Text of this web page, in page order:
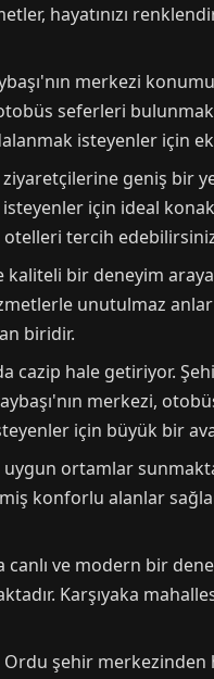
hayatınızı
merkezi
seferleri
isteyenler için
geniş bir
için ideal
tercih
kaliteli bir deneyim
unutulmaz anlar
biridir.
cazip hale getiriyor.
merkezi,
için büyük bir
ortamlar
konforlu alanlar
canlı ve modern bir
Karşıyaka
Ordu şehir